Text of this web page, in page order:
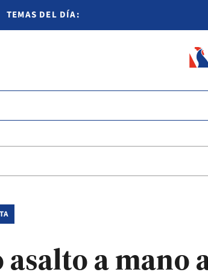
TEMAS DEL DÍA:
a mano